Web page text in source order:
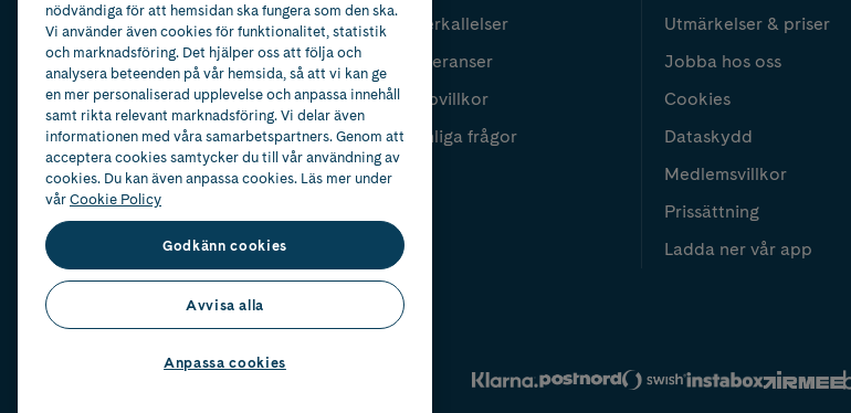
Återkallelser
Leveranser
Köpvillkor
Vanliga frågor
Utmärkelser & priser
Jobba hos oss
Cookies
Dataskydd
Medlemsvillkor
Prissättning
Ladda ner vår app
nödvändiga för att hemsidan ska fungera som den ska.
Vi använder även cookies för funktionalitet, statistik
och marknadsföring. Det hjälper oss att följa och
analysera beteenden på vår hemsida, så att vi kan ge
en mer personaliserad upplevelse och anpassa innehåll
samt rikta relevant marknadsföring. Vi delar även
informationen med våra samarbetspartners. Genom att
acceptera cookies samtycker du till vår användning av
cookies. Du kan även anpassa cookies. Läs mer under
vårCookie Policy
Godkänn cookies
Avvisa alla
Anpassa cookies